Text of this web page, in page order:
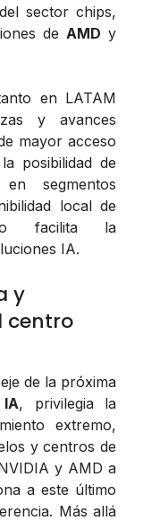
sector chips,
de AMD y
en LATAM
y avances
mayor acceso
posibilidad de
segmentos
local de
facilita la
IA.
y
centro
de la próxima
, privilegia la
extremo,
y centros de
y AMD a
a este último
Más allá